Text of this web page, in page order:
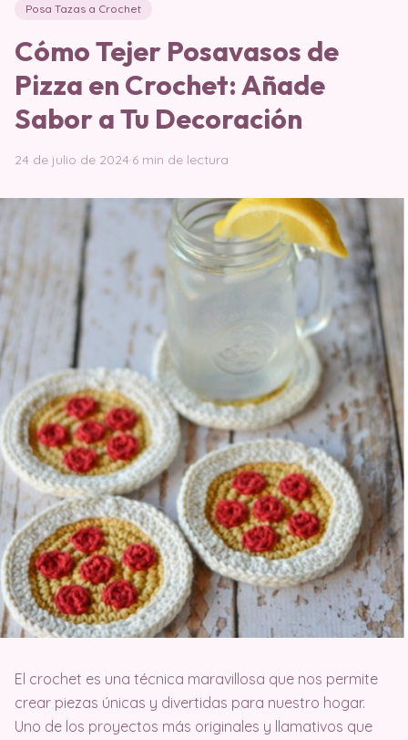
Posa Tazas a Crochet
Cómo Tejer Posavasos de
Pizza en Crochet: Añade
Sabor a Tu Decoración
24 de julio de 2024·6 min de lectura
El crochet es una técnica maravillosa que nos permite
crear piezas únicas y divertidas para nuestro hogar.
Uno de los proyectos más originales y llamativos que